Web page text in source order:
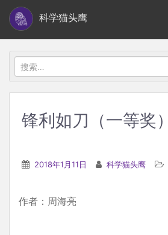
i
科学猫头鹰
搜
索：
锋利如刀（一等奖）
2018年1月11日 科学猫头鹰
作者：周海亮